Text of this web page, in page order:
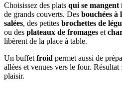
Choisissez des plats qui se mangent
de grands couverts. Des bouchées à
salées, des petites brochettes de
ou des plateaux de fromages et
libèrent de la place à table.
Un buffet froid permet aussi de
allées et venues vers le four. Résultat
plaisir.